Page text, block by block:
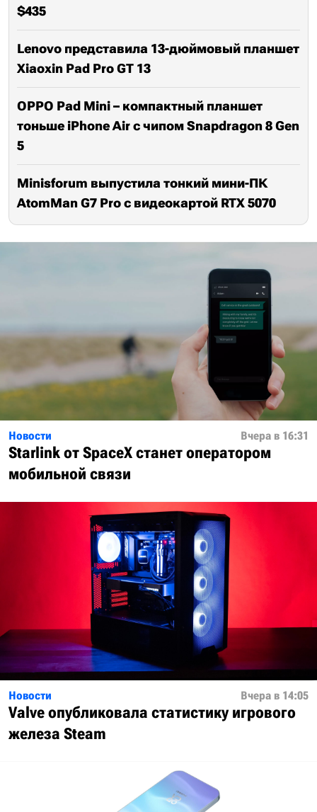
$435
Lenovo представила 13-дюймовый планшет
Xiaoxin Pad Pro GT 13
OPPO Pad Mini – компактный планшет
тоньше iPhone Air с чипом Snapdragon 8 Gen
5
Minisforum выпустила тонкий мини-ПК
AtomMan G7 Pro с видеокартой RTX 5070
Новости Вчера в 16:31
Starlink от SpaceX станет оператором
мобильной связи
Новости Вчера в 14:05
Valve опубликовала статистику игрового
железа Steam